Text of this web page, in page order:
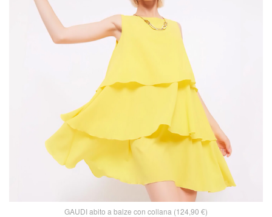
GAUDI abito a balze con collana (124,90 €)